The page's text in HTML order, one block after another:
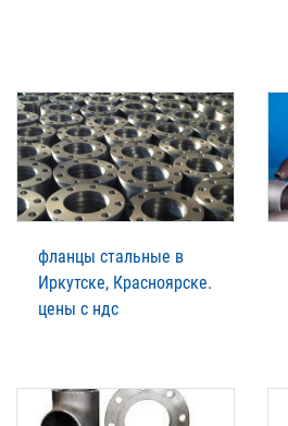
фланцы стальные в
Иркутске, Красноярске.
цены с ндс